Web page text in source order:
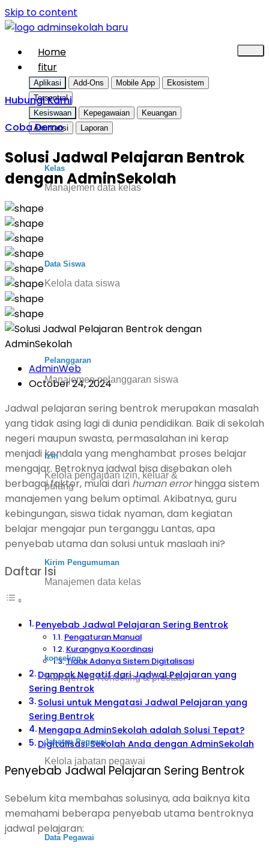
Skip to content
Home
fitur
Aplikasi Add-Ons Mobile App
Ekosistem
Tersentral
Kesiswaan
Kepegawaian
Keuangan
Akuntansi
Laporan
Kelas
Manajemen data kelas
Data Siswa
Kelola data siswa
Pelanggaran
Manajemen pelanggaran siswa
Izin
Kelola pengajuan izin, keluar &
pulang
Kirim Pengumuman
Manajemen data kelas
konseling
Manajemen Konseling & prestasi
Jabatan Pegawai
Kelola jabatan pegawai
Data Pegawai
Hubungi Kami
Coba Demo
Solusi Jadwal Pelajaran Bentrok
dengan AdminSekolah
AdminWeb
October 24, 2024
Jadwal pelajaran sering bentrok merupakan masalah
yang tidak asing lagi di dunia pendidikan. Baik di sekolah
negeri maupun swasta, permasalahan ini kerap
menjadi kendala yang menghambat proses belajar
mengajar. Betroknya jadwal bisa disebakan oleh
berbagai faktor, mulai dari human errorhingga sistem
manajemen yang belum optimal. Akibatnya, guru
kebingungan, siswa tidak nyaman, dam kegiatan
belajar mengajar pun terganggu Lantas, apa
penyebab utama dan solusi untuk maslaah ini?
Daftar Isi
Penyebab Jadwal Pelajaran Sering Bentrok
Pengaturan Manual
Kurangnya Koordinasi
Tidak Adanya Sistem Digitalisasi
Dampak Negatif dari Jadwal Pelajaran yang
Sering Bentrok
Solusi untuk Mengatasi Jadwal Pelajaran yang
Sering Bentrok
Mengapa AdminSekolah adalah Solusi Tepat?
Digitalisasi Sekolah Anda dengan AdminSekolah
Penyebab Jadwal Pelajaran Sering Bentrok
Sebelum kita membahas solusinya, ada baiknya kita
memahami beberapa penyebab utama bentroknya
jadwal pelajaran: